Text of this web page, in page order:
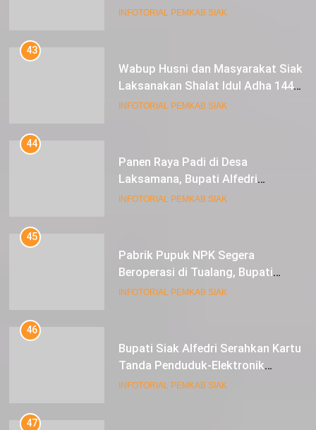
Lestarikan Peradaban
INFOTORIAL PEMKAB SIAK
43
Wabup Husni dan Masyarakat Siak
Laksanakan Shalat Idul Adha 1445
Hijriah di Lapangan Tugu Siak
INFOTORIAL PEMKAB SIAK
44
Panen Raya Padi di Desa
Laksamana, Bupati Alfedri
Serahkan 16 Unit Mesin Pompa Air
INFOTORIAL PEMKAB SIAK
45
Pabrik Pupuk NPK Segera
Beroperasi di Tualang, Bupati
Alfedri Investasi ini Tingkatkan
INFOTORIAL PEMKAB SIAK
46
Bupati Siak Alfedri Serahkan Kartu
Tanda Penduduk-Elektronik
Kepada Pelajar SMK 1 Koto Gasib
INFOTORIAL PEMKAB SIAK
47